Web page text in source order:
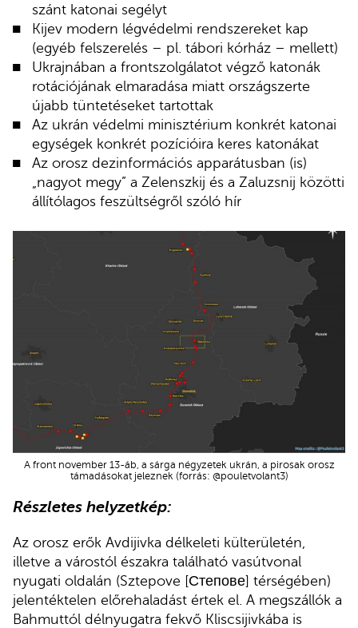
szánt katonai segélyt
Kijev modern légvédelmi rendszereket kap
(egyéb felszerelés – pl. tábori kórház – mellett)
Ukrajnában a frontszolgálatot végző katonák
rotációjának elmaradása miatt országszerte
újabb tüntetéseket tartottak
Az ukrán védelmi minisztérium konkrét katonai
egységek konkrét pozícióira keres katonákat
Az orosz dezinformációs apparátusban (is)
„nagyot megy” a Zelenszkij és a Zaluzsnij közötti
állítólagos feszültségről szóló hír
A front november 13-áb, a sárga négyzetek ukrán, a pirosak orosz
támadásokat jeleznek (forrás: @pouletvolant3)
Részletes helyzetkép:
Az orosz erők Avdijivka délkeleti külterületén,
illetve a várostól északra található vasútvonal
nyugati oldalán (Sztepove [Степове] térségében)
jelentéktelen előrehaladást értek el. A megszállók a
Bahmuttól délnyugatra fekvő Kliscsijivkába is